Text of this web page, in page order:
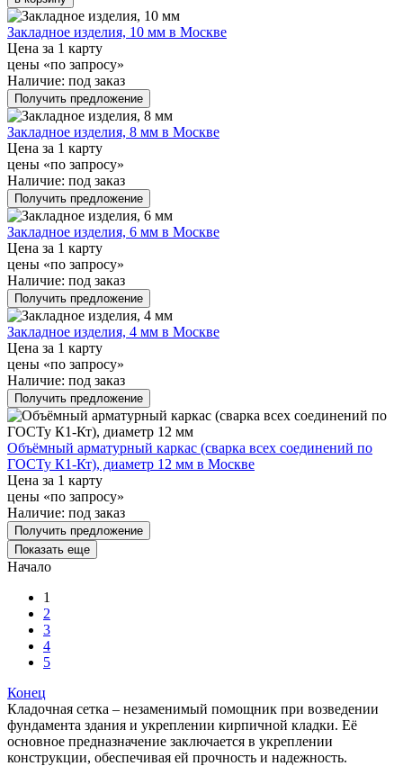
Закладное изделия, 10 мм в Москве
Цена за 1 карту
цены «по запросу»
Наличие: под заказ
Получить предложение
Закладное изделия, 8 мм в Москве
Цена за 1 карту
цены «по запросу»
Наличие: под заказ
Получить предложение
Закладное изделия, 6 мм в Москве
Цена за 1 карту
цены «по запросу»
Наличие: под заказ
Получить предложение
Закладное изделия, 4 мм в Москве
Цена за 1 карту
цены «по запросу»
Наличие: под заказ
Получить предложение
Объёмный арматурный каркас (сварка всех соединений по
ГОСТу К1-Кт), диаметр 12 мм в Москве
Цена за 1 карту
цены «по запросу»
Наличие: под заказ
Получить предложение
Показать еще
Начало
1
2
3
4
5
Конец
Кладочная сетка – незаменимый помощник при возведении
фундамента здания и укреплении кирпичной кладки. Её
основное предназначение заключается в укреплении
конструкции, обеспечивая ей прочность и надежность.